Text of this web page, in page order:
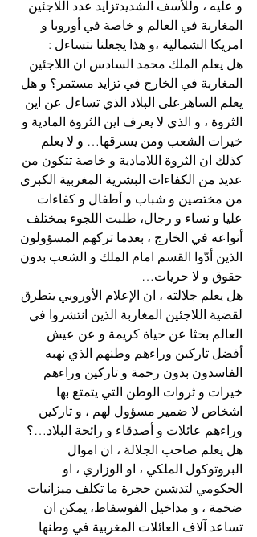
و عليه ، وللأسف الشديدتزايد عدد اللاجئين
المغاربة في العالم و خاصة في أوروبا و
امريكا الشمالية ،و هذا يجعلنا نتساءل :
هل يعلم الملك محمد السادس ان اللاجئين
المغاربة في الخارج في تزايد مستمر؟ و هل
يعلم الساهرعلى البلاد الذي تساءل عن اين
الثروة ، و الذي لا يعرف اين الثروة المادية و
خيرات الشعب ومن يسرقها… و لا يعلم
كذلك ان الثروة اللامادية و خاصة تتكون من
عديد من الكفاءات البشرية المغربية الكبرى
من مختصين و شباب و أطفال و كفاءات
عليا و نساء و رجال، طلبت اللجوء بمختلف
أنواعه في الخارج ، بعدما تركهم المسؤولون
الذين أدّوا القسم امام الملك و الشعب بدون
حقوق و لا حريات…
هل يعلم جلالته ، ان الإعلام الأوروبي يتطرق
لقضية اللاجئين المغاربة الذين انتشروا في
العالم بحثا عن حياة كريمة و عن عيش
أفضل تاركين وراءهم وطنهم الذي نهبه
الفاسدون بدون رحمة و تاركين وراءهم
خيرات و ثروات الوطن التي يتمتع بها
اشخاص لا ضمير مسؤول لهم ، و تاركين
وراءهم عائلات و أصدقاء و رائحة البلاد…؟
هل يعلم صاحب الجلالة ، ان اموال
البروتوكول الملكي ، او الوزاري ، او
الحكومي لتدشين حجرة ما تكلف ميزانيات
ضخمة ، و مداخيل الفوسفاط، يمكن ان
تساعد آلاف العائلات المغربية في وطنها